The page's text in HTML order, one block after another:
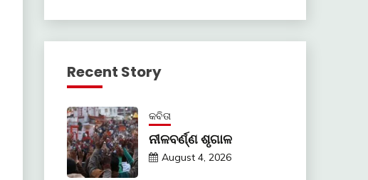
Recent Story
କବିତା
ନୀଳବର୍ଣ୍ଣ ଶୃଗାଳ
August 4, 2026